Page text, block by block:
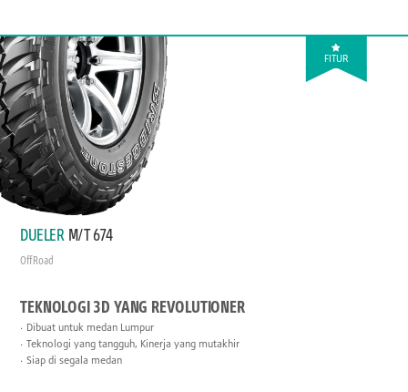
FITUR
DUELER M/T 674
Off Road
TEKNOLOGI 3D YANG REVOLUTIONER
Dibuat untuk medan Lumpur
Teknologi yang tangguh, Kinerja yang mutakhir
Siap di segala medan